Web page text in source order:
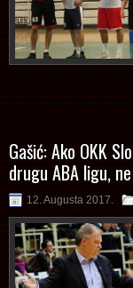
Gašić: Ako OKK
drugu ABA ligu,
12. Augusta 2017.